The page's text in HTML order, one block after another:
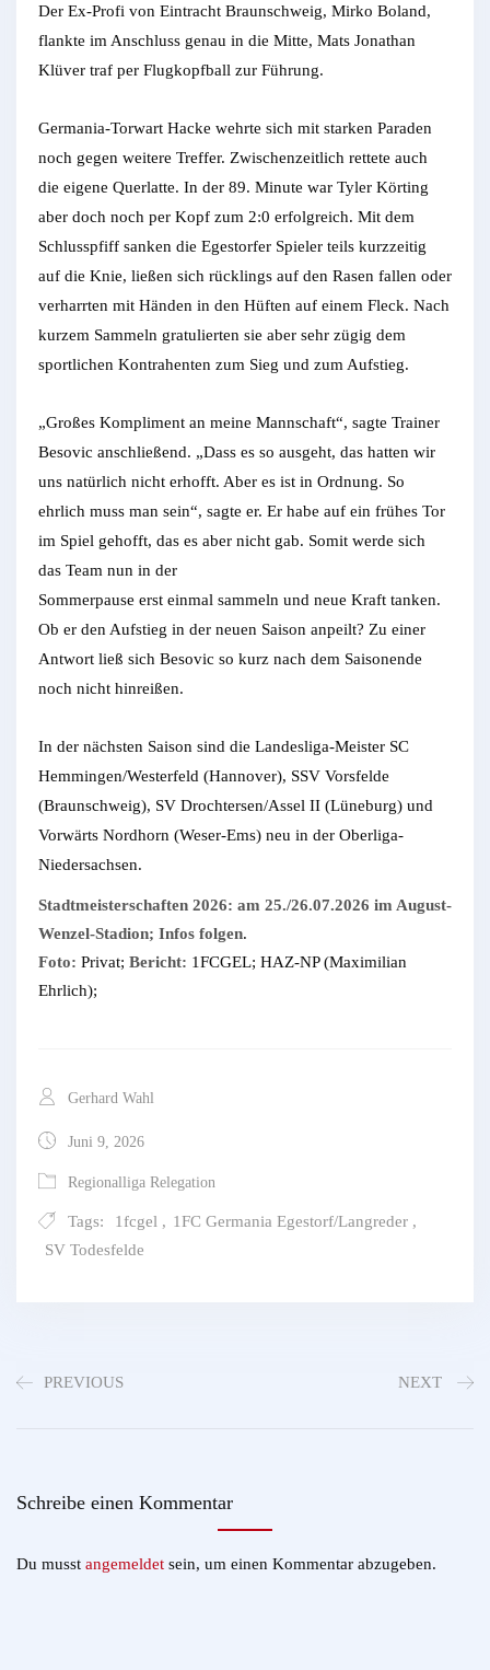
Der Ex-Profi von Eintracht Braunschweig, Mirko Boland,
flankte im Anschluss genau in die Mitte, Mats Jonathan
Klüver traf per Flugkopfball zur Führung.
Germania-Torwart Hacke wehrte sich mit starken Paraden
noch gegen weitere Treffer. Zwischenzeitlich rettete auch
die eigene Querlatte. In der 89. Minute war Tyler Körting
aber doch noch per Kopf zum 2:0 erfolgreich. Mit dem
Schlusspfiff sanken die Egestorfer Spieler teils kurzzeitig
auf die Knie, ließen sich rücklings auf den Rasen fallen oder
verharrten mit Händen in den Hüften auf einem Fleck. Nach
kurzem Sammeln gratulierten sie aber sehr zügig dem
sportlichen Kontrahenten zum Sieg und zum Aufstieg.
„Großes Kompliment an meine Mannschaft“, sagte Trainer
Besovic anschließend. „Dass es so ausgeht, das hatten wir
uns natürlich nicht erhofft. Aber es ist in Ordnung. So
ehrlich muss man sein“, sagte er. Er habe auf ein frühes Tor
im Spiel gehofft, das es aber nicht gab. Somit werde sich
das Team nun in der
Sommerpause erst einmal sammeln und neue Kraft tanken.
Ob er den Aufstieg in der neuen Saison anpeilt? Zu einer
Antwort ließ sich Besovic so kurz nach dem Saisonende
noch nicht hinreißen.
In der nächsten Saison sind die Landesliga-Meister SC
Hemmingen/Westerfeld (Hannover), SSV Vorsfelde
(Braunschweig), SV Drochtersen/Assel II (Lüneburg) und
Vorwärts Nordhorn (Weser-Ems) neu in der Oberliga-
Niedersachsen.
Stadtmeisterschaften 2026: am 25./26.07.2026 im August-
Wenzel-Stadion; Infos folgen.
Foto: Privat; Bericht: 1FCGEL; HAZ-NP (Maximilian
Ehrlich);
Gerhard Wahl
Juni 9, 2026
Regionalliga Relegation
Tags: 1fcgel , 1FC Germania Egestorf/Langreder ,
SV Todesfelde
PREVIOUS NEXT
Schreibe einen Kommentar
Du musst angemeldet sein, um einen Kommentar abzugeben.